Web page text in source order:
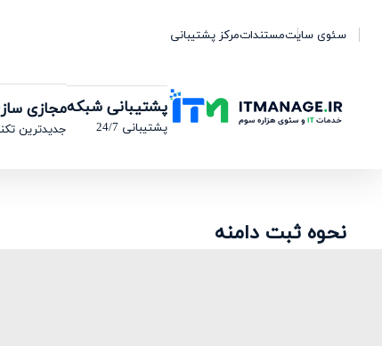
سئوی سایتمستنداتمرکز پشتیبانی
پشتیبانی شبکه
پشتیبانی 24/7
مجازی
جدیدترین
نحوه ثبت دامنه